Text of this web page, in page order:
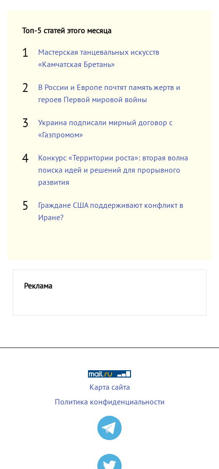
Топ-5 статей этого месяца
Мастерская танцевальных искусств
«Камчатская Бретань»
В России и Европе почтят память жертв и
героев Первой мировой войны
Украина подписали мирный договор с
«Газпромом»
Конкурс «Территории роста»: вторая волна
поиска идей и решений для прорывного
развития
Граждане США поддерживают конфликт в
Иране?
Реклама
Карта сайта
Политика конфиденциальности